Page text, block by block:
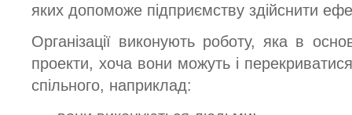
яких допоможе підприємству здійснити
Організації виконують роботу, яка в
проекти, хоча вони можуть і
спільного, наприклад: